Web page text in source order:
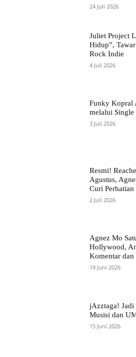
24 Juli 2026
Juliet Project
Hidup”,
Rock Indie
4 Juli 2026
Funky Kopral
melalui Single
3 Juli 2026
Resmi!
Agustus,
Curi Perhatian
2 Juli 2026
Agnez Mo
Hollywood,
Komentar
19 Juni 2026
jAzztaga! Jadi
Musisi dan
15 Juni 2026